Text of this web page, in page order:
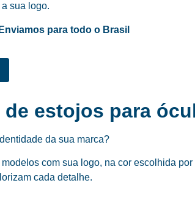
sua logo.
Enviamos para todo o Brasil
de estojos para
da sua marca?
com sua logo, na cor escolhida
cada detalhe.